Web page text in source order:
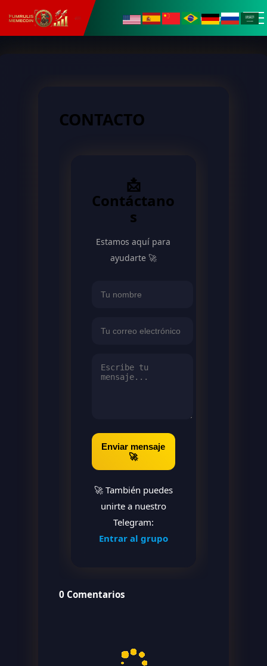
Buscar
CONTACTO
📩
Contáctano
s
Estamos aquí para
ayudarte 🚀
Enviar mensaje
🚀
🚀 También puedes
unirte a nuestro
Telegram:
Entrar al grupo
0 Comentarios